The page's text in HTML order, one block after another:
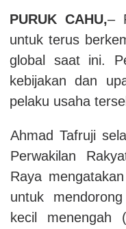
PURUK CAHU,–
untuk terus
global saat ini.
kebijakan dan
pelaku usaha
Ahmad Tafruji
Perwakilan
Raya
untuk
kecil menengah